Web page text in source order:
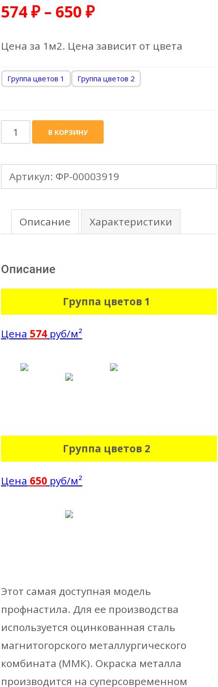
574₽ – 650 ₽
Цена за 1м2. Цена зависит от цвета
Группа цветов 1 Группа цветов 2
Количество
товара
Профнастил
ПК-20
полиэстер
В КОРЗИНУ
Артикул: ФР-00003919
Описание Характеристики
Описание
Группа цветов 1
Цена 574 руб/м²
Группа цветов 2
Цена 650 руб/м²
Этот самая доступная модель
профнастила. Для ее производства
используется оцинкованная сталь
магнитогорского металлургического
комбината (ММК). Окраска металла
производится на суперсовременном